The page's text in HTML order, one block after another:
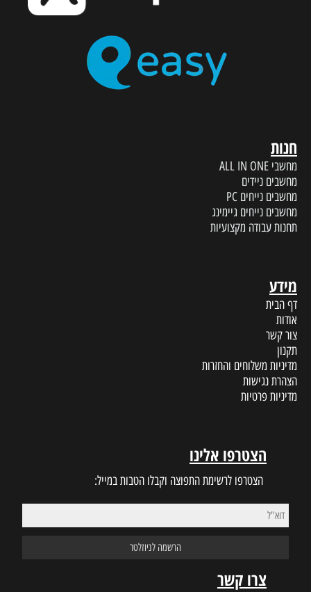
חנות
מחשבי ALL IN ONE
מחשבים ניידים
מחשבים נייחים PC
מחשבים נייחים גיימינג
תחנות עבודה מקצועיות
מידע
דף הבית
אודות
צור קשר
תקנון
מדיניות משלוחים והחזרות
הצהרת נגישות
מדיניות פרטיות
הצטרפו אלינו
הצטרפו לרשימת התפוצה וקבלו הטבות במייל:
צרו קשר